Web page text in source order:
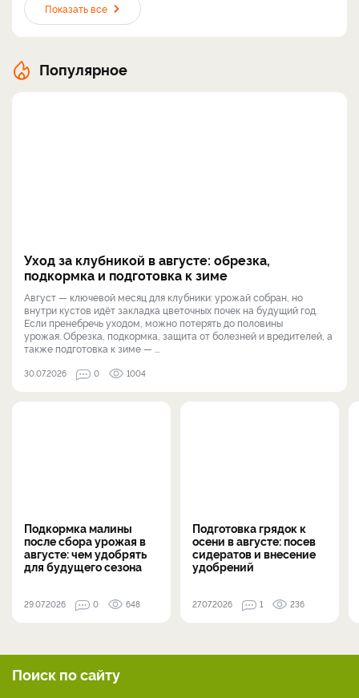
Показать все
Популярное
Уход за клубникой в августе: обрезка,
подкормка и подготовка к зиме
Август — ключевой месяц для клубники: урожай собран, но
внутри кустов идёт закладка цветочных почек на будущий год.
Если пренебречь уходом, можно потерять до половины
урожая. Обрезка, подкормка, защита от болезней и вредителей, а
также подготовка к зиме — ...
30.07.2026 0 1004
Подкормка малины
после сбора урожая в
августе: чем удобрять
для будущего сезона
29.07.2026 0 648
Подготовка грядок к
осени в августе: посев
сидератов и внесение
удобрений
27.07.2026 1 236
Поиск по сайту